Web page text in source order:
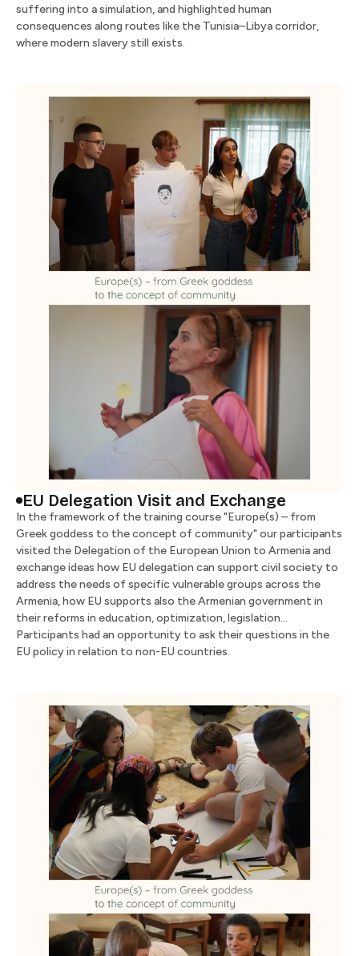
suffering into a simulation, and highlighted human
consequences along routes like the Tunisia–Libya corridor,
where modern slavery still exists. ​​​​‌ ‍ ​‍​‍‌‍ ‌ ​‍‌‍‍‌‌‍‌ ‌‍‍‌‌‍ ‍​‍​‍​ ‍‍​‍​‍‌ ​ ‌‍​‌‌‍ ‍‌‍‍‌‌ ‌​‌ ‍‌​‍ ‍‌‍‍‌‌‍ ​‍​‍​‍ ​​‍​‍‌‍‍​‌ ​‍‌‍‌‌‌‍‌‍​‍​‍​ ‍‍​‍​‍​‍ ‌ ​ ‌ ‌​‌ ‌‌‌‍‌​‌‍‍‌‌‍ ​‍ ‌‍‍‌‌‍ ‍‌ ‌​‌‍‌‌‌‍ ‍‌ ‌​​‍ ‌‍‌‌‌‍‌​‌‍‍‌‌ ‌​​‍ ‌‍ ‌‌‍ ‌‍‌​‌‍‌‌​ ‌‌ ​​‌ ​‍‌‍‌‌‌ ​ ‌‍‌‌‌‍ ‍‌ ‌​‌‍​‌‌ ‌​‌‍‍‌‌‍ ‌‍ ‍​ ‍ ‌‍‍‌‌‍‌​​ ‌‌‍‌‌‌‍​‍​ ​‌​ ‌​​ ‌ ​ ‌ ​ ​​‌‍‌‍​‍ ‌‌‍​‍​ ​​​ ‌‍​ ​‌​‍ ‌​ ‌​‌‍‌‌​ ​​‌‍‌‍​‍ ‌​ ‍‌​ ​​​ ‌‌​ ​ ​‍ ‌​ ‌​​ ‌‍‌‍​‌​ ​‌‌‍‌​‌‍‌‍​ ‌ ​ ​‌‌‍‌‌‌‍​ ‌‍‌‍‌‍​ ​ ‍ ‌ ‌​‌ ‍‌‌ ​​‌‍‌‌​ ‌‌ ​​‌ ​‍‌‍ ‌‍‍‍‌‍‌‌‌‍​ ‌ ‌​​ ‍ ‌ ​​‌‍​‌‌ ‌​‌‍‍​​ ‌‌‍‍ ‌‍‌‌‌ ‍‌‌​​‌‌‍​ ‌ ‌​‌‍‍‌‌ ‌‍‌‍‍‌‌ ‌​‌‍‍‌‌‍‌‌‌ ​ ​‍‌‌​ ‌‌‌​​‍‌‌ ‌‍‍ ‌‍‌‌‌ ‍‌​‍‌‌​ ​ ‌​‌​​‍‌‌​ ​ ‌​‌​​‍‌‌​ ​‍​ ​‍‌‍​ ​ ​​‌‍‌‍‌‍​‍​ ‌ ‌‍​‌‌‍​‍​ ‍​​ ​‌‌‍​ ​ ‌ ​ ​​​‍‌‌​ ​‍​ ​‍​‍‌‌​ ‌‌‌​‌​​‍ ‍‌‍‌​‌‍‌‌‌ ​ ‌‍​ ‌ ​‍‌‍‍‌‌ ​​‌ ‌​‌‍‍‌‌‍ ‌‍ ‍​ ‌‍​‍‌‍​‌‌ ​ ‌‍‌‌‌‌‌‌‌ ​‍‌‍ ​​ ‌​‍‌‌​ ​‍‌​‌‍‌ ​ ‌ ‌​‌ ‌‌‌‍‌​‌‍‍‌‌‍ ​‍‌‍‌‍‍‌‌‍‌​​ ‌‌‍‌‌‌‍​‍​ ​‌​ ‌​​ ‌ ​ ‌ ​ ​​‌‍‌‍​‍ ‌‌‍​‍​ ​​​ ‌‍​ ​‌​‍ ‌​ ‌​‌‍‌‌​ ​​‌‍‌‍​‍ ‌​ ‍‌​ ​​​ ‌‌​ ​ ​‍ ‌​ ‌​​ ‌‍‌‍​‌​ ​‌‌‍‌​‌‍‌‍​ ‌ ​ ​‌‌‍‌‌‌‍​ ‌‍‌‍‌‍​ ​‍‌‍‌ ‌​‌ ‍‌‌ ​​‌‍‌‌​ ‌‌ ​​‌ ​‍‌‍ ‌‍‍‍‌‍‌‌‌‍​ ‌ ‌​​‍‌‍‌ ​​‌‍​‌‌ ‌​‌‍‍​​ ‌‌‍‍ ‌‍‌‌‌ ‍‌‌​​‌‌‍​ ‌ ‌​‌‍‍‌‌ ‌‍‌‍‍‌‌ ‌​‌‍‍‌‌‍‌‌‌ ​ ​‍‌‌​ ‌‌‌​​‍‌‌ ‌‍‍ ‌‍‌‌‌ ‍‌​‍‌‌​ ​ ‌​‌​​‍‌‌​ ​ ‌​‌​​‍‌‌​ ​‍​ ​‍‌‍​ ​ ​​‌‍‌‍‌‍​‍​ ‌ ‌‍​‌‌‍​‍​ ‍​​ ​‌‌‍​ ​ ‌ ​ ​​​‍‌‌​ ​‍​ ​‍​‍‌‌​ ‌‌‌​‌​​‍ ‍‌‍‌​‌‍‌‌‌ ​ ‌‍​ ‌ ​‍‌‍‍‌‌ ​​‌ ‌​‌‍‍‌‌‍ ‌‍ ‍​‍‌‍‌ ​​‌‍‌‌‌ ​‍‌ ​ ‌ ​​‌‍‌‌‌‍​ ‌ ‌​‌‍‍‌‌ ‌‍‌‍‌‌​ ‌‌ ​​‌ ‌‌‌‍​‍‌‍ ​‌‍‍‌‌ ​ ‌‍‍​‌‍‌‌‌‍‌​​‍​‍‌ ‌
EU Delegation Visit and Exchange​​​​‌ ‍ ​‍​‍‌‍ ‌ ​‍‌‍‍‌‌‍‌ ‌‍‍‌‌‍ ‍​‍​‍​ ‍‍​‍​‍‌ ​ ‌‍​‌‌‍ ‍‌‍‍‌‌ ‌​‌ ‍‌​‍ ‍‌‍‍‌‌‍ ​‍​‍​‍ ​​‍​‍‌‍‍​‌ ​‍‌‍‌‌‌‍‌‍​‍​‍​ ‍‍​‍​‍​‍ ‌ ​ ‌ ‌​‌ ‌‌‌‍‌​‌‍‍‌‌‍ ​‍ ‌‍‍‌‌‍ ‍‌ ‌​‌‍‌‌‌‍ ‍‌ ‌​​‍ ‌‍‌‌‌‍‌​‌‍‍‌‌ ‌​​‍ ‌‍ ‌‌‍ ‌‍‌​‌‍‌‌​ ‌‌ ​​‌ ​‍‌‍‌‌‌ ​ ‌‍‌‌‌‍ ‍‌ ‌​‌‍​‌‌ ‌​‌‍‍‌‌‍ ‌‍ ‍​ ‍ ‌‍‍‌‌‍‌​​ ‌‌‍‌‌‌‍​‍​ ​‌​ ‌​​ ‌ ​ ‌ ​ ​​‌‍‌‍​‍ ‌‌‍​‍​ ​​​ ‌‍​ ​‌​‍ ‌​ ‌​‌‍‌‌​ ​​‌‍‌‍​‍ ‌​ ‍‌​ ​​​ ‌‌​ ​ ​‍ ‌​ ‌​​ ‌‍‌‍​‌​ ​‌‌‍‌​‌‍‌‍​ ‌ ​ ​‌‌‍‌‌‌‍​ ‌‍‌‍‌‍​ ​ ‍ ‌ ‌​‌ ‍‌‌ ​​‌‍‌‌​ ‌‌ ​​‌ ​‍‌‍ ‌‍‍‍‌‍‌‌‌‍​ ‌ ‌​​ ‍ ‌ ​​‌‍​‌‌ ‌​‌‍‍​​ ‌‌‍‍ ‌‍‌‌‌ ‍‌‌​​‌‌‍​ ‌ ‌​‌‍‍‌‌ ‌‍‌‍‍‌‌ ‌​‌‍‍‌‌‍‌‌‌ ​ ​‍‌‌​ ‌‌‌​​‍‌‌ ‌‍‍ ‌‍‌‌‌ ‍‌​‍‌‌​ ​ ‌​‌​​‍‌‌​ ​ ‌​‌​​‍‌‌​ ​‍​ ​‍​ ​‍​ ‌‍​ ​​​ ​‍‌‍‌‍​ ​​​ ​​​ ​‍​ ​‌‌‍​ ​ ‌ ​ ​‍​‍‌‌​ ​‍​ ​‍​‍‌‌​ ‌‌‌​‌​​‍ ‍‌ ‌​‌‍‍‌‌ ‌​‌‍ ​‌‍‌‌​ ‌‍​‍‌‍​‌‌ ​ ‌‍‌‌‌‌‌‌‌ ​‍‌‍ ​​ ‌​‍‌‌​ ​‍‌​‌‍‌ ​ ‌ ‌​‌ ‌‌‌‍‌​‌‍‍‌‌‍ ​‍‌‍‌‍‍‌‌‍‌​​ ‌‌‍‌‌‌‍​‍​ ​‌​ ‌​​ ‌ ​ ‌ ​ ​​‌‍‌‍​‍ ‌‌‍​‍​ ​​​ ‌‍​ ​‌​‍ ‌​ ‌​‌‍‌‌​ ​​‌‍‌‍​‍ ‌​ ‍‌​ ​​​ ‌‌​ ​ ​‍ ‌​ ‌​​ ‌‍‌‍​‌​ ​‌‌‍‌​‌‍‌‍​ ‌ ​ ​‌‌‍‌‌‌‍​ ‌‍‌‍‌‍​ ​‍‌‍‌ ‌​‌ ‍‌‌ ​​‌‍‌‌​ ‌‌ ​​‌ ​‍‌‍ ‌‍‍‍‌‍‌‌‌‍​ ‌ ‌​​‍‌‍‌ ​​‌‍​‌‌ ‌​‌‍‍​​ ‌‌‍‍ ‌‍‌‌‌ ‍‌‌​​‌‌‍​ ‌ ‌​‌‍‍‌‌ ‌‍‌‍‍‌‌ ‌​‌‍‍‌‌‍‌‌‌ ​ ​‍‌‌​ ‌‌‌​​‍‌‌ ‌‍‍ ‌‍‌‌‌ ‍‌​‍‌‌​ ​ ‌​‌​​‍‌‌​ ​ ‌​‌​​‍‌‌​ ​‍​ ​‍​ ​‍​ ‌‍​ ​​​ ​‍‌‍‌‍​ ​​​ ​​​ ​‍​ ​‌‌‍​ ​ ‌ ​ ​‍​‍‌‌​ ​‍​ ​‍​‍‌‌​ ‌‌‌​‌​​‍ ‍‌ ‌​‌‍‍‌‌ ‌​‌‍ ​‌‍‌‌​‍‌‍‌ ​​‌‍‌‌‌ ​‍‌ ​ ‌ ​​‌‍‌‌‌‍​ ‌ ‌​‌‍‍‌‌ ‌‍‌‍‌‌​ ‌‌ ​​‌ ‌‌‌‍​‍‌‍ ​‌‍‍‌‌ ​ ‌‍‍​‌‍‌‌‌‍‌​​‍​‍‌ ‌
In the framework of the training course "Europe(s) – from
Greek goddess to the concept of community" our participants
visited the Delegation of the European Union to Armenia and
exchange ideas how EU delegation can support civil society to
address the needs of specific vulnerable groups across the
Armenia, how EU supports also the Armenian government in
their reforms in education, optimization, legislation…
Participants had an opportunity to ask their questions in the
EU policy in relation to non-EU countries. ​​​​‌ ‍ ​‍​‍‌‍ ‌ ​‍‌‍‍‌‌‍‌ ‌‍‍‌‌‍ ‍​‍​‍​ ‍‍​‍​‍‌ ​ ‌‍​‌‌‍ ‍‌‍‍‌‌ ‌​‌ ‍‌​‍ ‍‌‍‍‌‌‍ ​‍​‍​‍ ​​‍​‍‌‍‍​‌ ​‍‌‍‌‌‌‍‌‍​‍​‍​ ‍‍​‍​‍​‍ ‌ ​ ‌ ‌​‌ ‌‌‌‍‌​‌‍‍‌‌‍ ​‍ ‌‍‍‌‌‍ ‍‌ ‌​‌‍‌‌‌‍ ‍‌ ‌​​‍ ‌‍‌‌‌‍‌​‌‍‍‌‌ ‌​​‍ ‌‍ ‌‌‍ ‌‍‌​‌‍‌‌​ ‌‌ ​​‌ ​‍‌‍‌‌‌ ​ ‌‍‌‌‌‍ ‍‌ ‌​‌‍​‌‌ ‌​‌‍‍‌‌‍ ‌‍ ‍​ ‍ ‌‍‍‌‌‍‌​​ ‌‌‍‌‌‌‍​‍​ ​‌​ ‌​​ ‌ ​ ‌ ​ ​​‌‍‌‍​‍ ‌‌‍​‍​ ​​​ ‌‍​ ​‌​‍ ‌​ ‌​‌‍‌‌​ ​​‌‍‌‍​‍ ‌​ ‍‌​ ​​​ ‌‌​ ​ ​‍ ‌​ ‌​​ ‌‍‌‍​‌​ ​‌‌‍‌​‌‍‌‍​ ‌ ​ ​‌‌‍‌‌‌‍​ ‌‍‌‍‌‍​ ​ ‍ ‌ ‌​‌ ‍‌‌ ​​‌‍‌‌​ ‌‌ ​​‌ ​‍‌‍ ‌‍‍‍‌‍‌‌‌‍​ ‌ ‌​​ ‍ ‌ ​​‌‍​‌‌ ‌​‌‍‍​​ ‌‌‍‍ ‌‍‌‌‌ ‍‌‌​​‌‌‍​ ‌ ‌​‌‍‍‌‌ ‌‍‌‍‍‌‌ ‌​‌‍‍‌‌‍‌‌‌ ​ ​‍‌‌​ ‌‌‌​​‍‌‌ ‌‍‍ ‌‍‌‌‌ ‍‌​‍‌‌​ ​ ‌​‌​​‍‌‌​ ​ ‌​‌​​‍‌‌​ ​‍​ ​‍​ ​‍​ ‌‍​ ​​​ ​‍‌‍‌‍​ ​​​ ​​​ ​‍​ ​‌‌‍​ ​ ‌ ​ ​‍​‍‌‌​ ​‍​ ​‍​‍‌‌​ ‌‌‌​‌​​‍ ‍‌‍‌​‌‍‌‌‌ ​ ‌‍​ ‌ ​‍‌‍‍‌‌ ​​‌ ‌​‌‍‍‌‌‍ ‌‍ ‍​ ‌‍​‍‌‍​‌‌ ​ ‌‍‌‌‌‌‌‌‌ ​‍‌‍ ​​ ‌​‍‌‌​ ​‍‌​‌‍‌ ​ ‌ ‌​‌ ‌‌‌‍‌​‌‍‍‌‌‍ ​‍‌‍‌‍‍‌‌‍‌​​ ‌‌‍‌‌‌‍​‍​ ​‌​ ‌​​ ‌ ​ ‌ ​ ​​‌‍‌‍​‍ ‌‌‍​‍​ ​​​ ‌‍​ ​‌​‍ ‌​ ‌​‌‍‌‌​ ​​‌‍‌‍​‍ ‌​ ‍‌​ ​​​ ‌‌​ ​ ​‍ ‌​ ‌​​ ‌‍‌‍​‌​ ​‌‌‍‌​‌‍‌‍​ ‌ ​ ​‌‌‍‌‌‌‍​ ‌‍‌‍‌‍​ ​‍‌‍‌ ‌​‌ ‍‌‌ ​​‌‍‌‌​ ‌‌ ​​‌ ​‍‌‍ ‌‍‍‍‌‍‌‌‌‍​ ‌ ‌​​‍‌‍‌ ​​‌‍​‌‌ ‌​‌‍‍​​ ‌‌‍‍ ‌‍‌‌‌ ‍‌‌​​‌‌‍​ ‌ ‌​‌‍‍‌‌ ‌‍‌‍‍‌‌ ‌​‌‍‍‌‌‍‌‌‌ ​ ​‍‌‌​ ‌‌‌​​‍‌‌ ‌‍‍ ‌‍‌‌‌ ‍‌​‍‌‌​ ​ ‌​‌​​‍‌‌​ ​ ‌​‌​​‍‌‌​ ​‍​ ​‍​ ​‍​ ‌‍​ ​​​ ​‍‌‍‌‍​ ​​​ ​​​ ​‍​ ​‌‌‍​ ​ ‌ ​ ​‍​‍‌‌​ ​‍​ ​‍​‍‌‌​ ‌‌‌​‌​​‍ ‍‌‍‌​‌‍‌‌‌ ​ ‌‍​ ‌ ​‍‌‍‍‌‌ ​​‌ ‌​‌‍‍‌‌‍ ‌‍ ‍​‍‌‍‌ ​​‌‍‌‌‌ ​‍‌ ​ ‌ ​​‌‍‌‌‌‍​ ‌ ‌​‌‍‍‌‌ ‌‍‌‍‌‌​ ‌‌ ​​‌ ‌‌‌‍​‍‌‍ ​‌‍‍‌‌ ​ ‌‍‍​‌‍‌‌‌‍‌​​‍​‍‌ ‌